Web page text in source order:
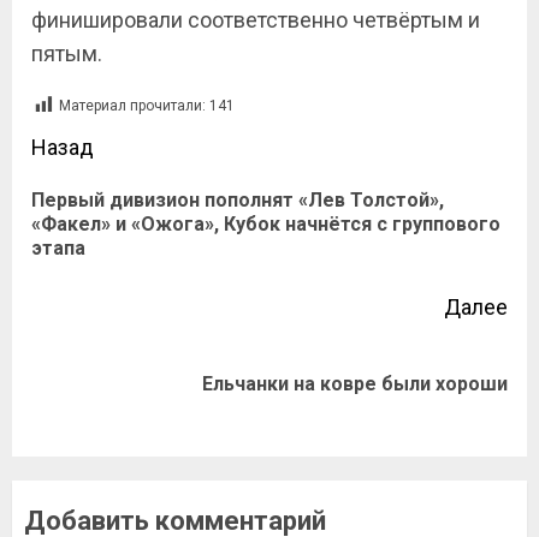
финишировали соответственно четвёртым и
пятым.
Материал прочитали: 141
Назад
Первый дивизион пополнят «Лев Толстой»,
«Факел» и «Ожога», Кубок начнётся с группового
этапа
Далее
Ельчанки на ковре были хороши
Добавить комментарий